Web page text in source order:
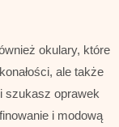
okulary, które
ale także
szukasz oprawek
i modową